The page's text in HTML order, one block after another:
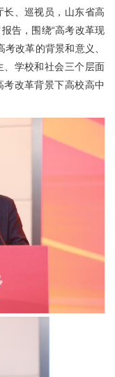
、巡视员，山东省高
告，围绕“高考改革现
改革的背景和意义、
、学校和社会三个层面
改革背景下高校高中